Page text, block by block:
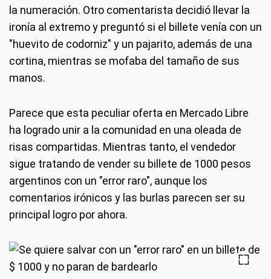
la numeración. Otro comentarista decidió llevar la
ironía al extremo y preguntó si el billete venía con un
"huevito de codorniz" y un pajarito, además de una
cortina, mientras se mofaba del tamaño de sus
manos.
Parece que esta peculiar oferta en Mercado Libre
ha logrado unir a la comunidad en una oleada de
risas compartidas. Mientras tanto, el vendedor
sigue tratando de vender su billete de 1000 pesos
argentinos con un "error raro", aunque los
comentarios irónicos y las burlas parecen ser su
principal logro por ahora.